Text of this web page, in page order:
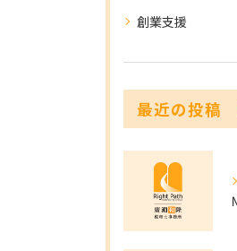
創業支援
最近の投稿